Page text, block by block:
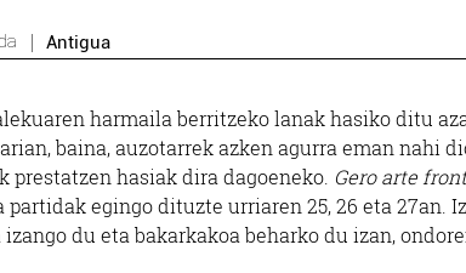
Antigua
harmaila berritzeko lanak hasiko ditu
baina, auzotarrek azken agurra eman nahi
hasiak dira dagoeneko. Gero arte
egingo dituzte urriaren 25, 26 eta 27an.
du eta bakarkakoa beharko du izan,